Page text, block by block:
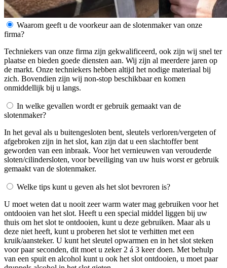
Waarom geeft u de voorkeur aan de slotenmaker van onze
firma?
Techniekers van onze firma zijn gekwalificeerd, ook zijn wij snel ter
plaatse en bieden goede diensten aan. Wij zijn al meerdere jaren op
de markt. Onze techniekers hebben altijd het nodige materiaal bij
zich. Bovendien zijn wij non-stop beschikbaar en komen
onmiddellijk bij u langs.
In welke gevallen wordt er gebruik gemaakt van de
slotenmaker?
In het geval als u buitengesloten bent, sleutels verloren/vergeten of
afgebroken zijn in het slot, kan zijn dat u een slachtoffer bent
geworden van een inbraak. Voor het vernieuwen van verouderde
sloten/cilindersloten, voor beveiliging van uw huis worst er gebruik
gemaakt van de slotenmaker.
Welke tips kunt u geven als het slot bevroren is?
U moet weten dat u nooit zeer warm water mag gebruiken voor het
ontdooien van het slot. Heeft u een special middel liggen bij uw
thuis om het slot te ontdooien, kunt u deze gebruiken. Maar als u
deze niet heeft, kunt u proberen het slot te verhitten met een
kruik/aansteker. U kunt het sleutel opwarmen en in het slot steken
voor paar seconden, dit moet u zeker 2 á 3 keer doen. Met behulp
van een spuit en alcohol kunt u ook het slot ontdooien, u moet paar